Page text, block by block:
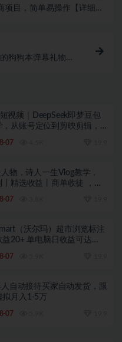
目，简单易操作【详细教
狗狗本弹幕礼物互
视频｜DeepSeek即梦豆包
从账号定位到剪映剪辑，
07
物，诗人一生Vlog教学，
精选收益丨商单收徒 ，新
07
（沃尔玛）超市浏览标注
益20+ 单电脑日收益可达
07
人自动接待买家自动发货，跟
月入1-5万
07